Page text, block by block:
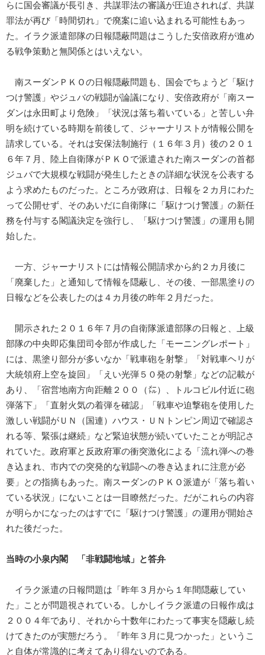
らに国会審議が長引き、共謀罪法の審議が圧迫されれば、共謀
罪法が再び「時間切れ」で廃案に追い込まれる可能性もあっ
た。イラク派遣部隊の日報隠蔽問題はこうした安倍政府が進め
る戦争策動と無関係とはいえない。
南スーダンＰＫＯの日報隠蔽問題も、国会でちょうど「駆け
つけ警護」やジュバの戦闘が論議になり、安倍政府が「南スー
ダンは永田町より危険」「状況は落ち着いている」と苦しい弁
明を続けている時期を前後して、ジャーナリストが情報公開を
請求している。それは安保法制施行（１６年３月）後の２０１
６年７月、陸上自衛隊がＰＫＯで派遣された南スーダンの首都
ジュバで大規模な戦闘が発生したときの詳細な状況を公表する
よう求めたものだった。ところが政府は、日報を２カ月にわた
って公開せず、そのあいだに自衛隊に「駆けつけ警護」の新任
務を付与する閣議決定を強行し、「駆けつけ警護」の運用も開
始した。
一方、ジャーナリストには情報公開請求から約２カ月後に
「廃棄した」と通知して情報を隠蔽し、その後、一部黒塗りの
日報などを公表したのは４カ月後の昨年２月だった。
開示された２０１６年７月の自衛隊派遣部隊の日報と、上級
部隊の中央即応集団司令部が作成した「モーニングレポート」
には、黒塗り部分が多いなか「戦車砲を射撃」「対戦車ヘリが
大統領府上空を旋回」「えい光弾５０発の射撃」などの記載が
あり、「宿営地南方向距離２００（㍍）、トルコビル付近に砲
弾落下」「直射火気の着弾を確認」「戦車や迫撃砲を使用した
激しい戦闘がＵＮ（国連）ハウス・ＵＮトンピン周辺で確認さ
れる等、緊張は継続」など緊迫状態が続いていたことが明記さ
れていた。政府軍と反政府軍の衝突激化による「流れ弾への巻
き込まれ、市内での突発的な戦闘への巻き込まれに注意が必
要」との指摘もあった。南スーダンのＰＫＯ派遣が「落ち着い
ている状況」にないことは一目瞭然だった。だがこれらの内容
が明らかになったのはすでに「駆けつけ警護」の運用が開始さ
れた後だった。
当時の小泉内閣 「非戦闘地域」と答弁
イラク派遣の日報問題は「昨年３月から１年間隠蔽してい
た」ことが問題視されている。しかしイラク派遣の日報作成は
２００４年であり、それから十数年にわたって事実を隠蔽し続
けてきたのが実態だろう。「昨年３月に見つかった」というこ
と自体が常識的に考えてあり得ないのである。